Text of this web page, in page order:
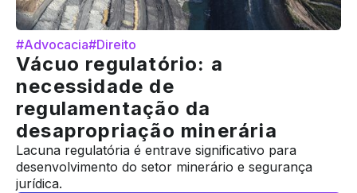
#Advocacia#Direito
Vácuo regulatório: a
necessidade de
regulamentação da
desapropriação minerária
Lacuna regulatória é entrave significativo para
desenvolvimento do setor minerário e segurança
jurídica.